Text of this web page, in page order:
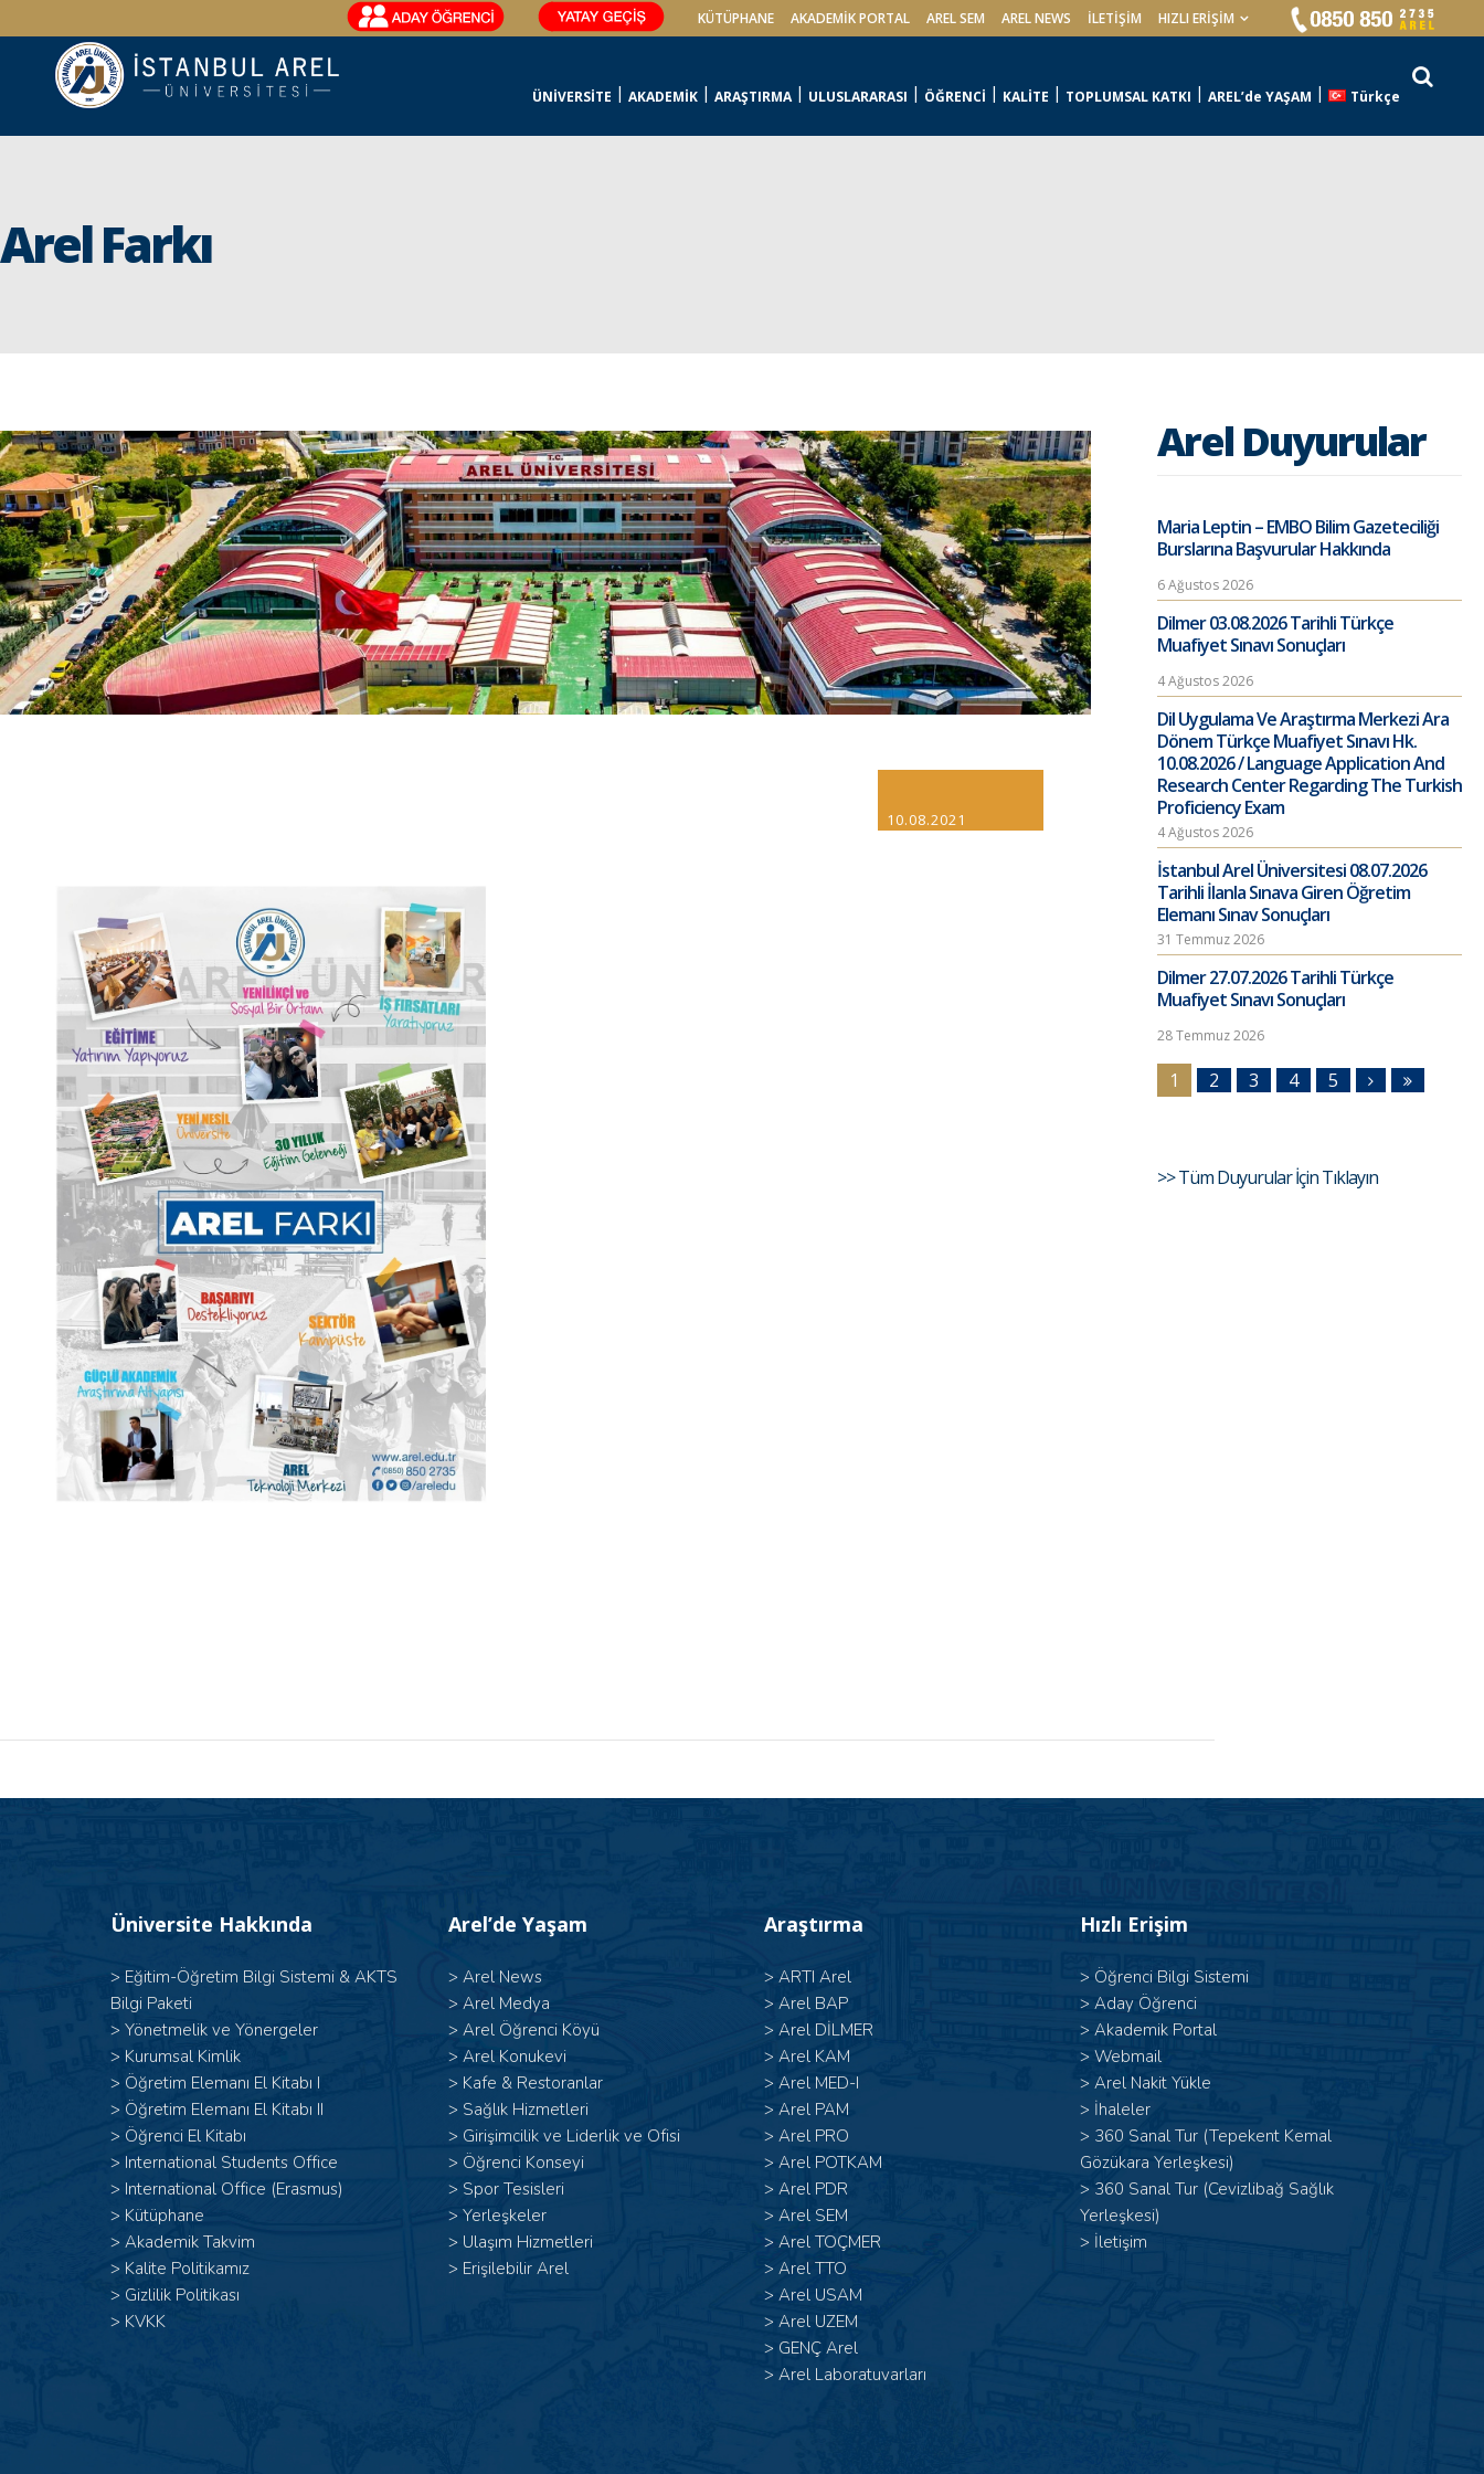
KÜTÜPHANE AKADEMİK PORTAL AREL SEM AREL NEWS İLETIŞIM HIZLI ERİŞİM
ÜNİVERSİTE AKADEMİK ARAŞTIRMA ULUSLARARASI ÖĞRENCİ KALİTE TOPLUMSAL KATKI AREL’de YAŞAM Türkçe
Arel Farkı
10.08.2021
Arel Duyurular
Maria Leptin – EMBO Bilim Gazeteciliği
Burslarına Başvurular Hakkında
6 Ağustos 2026
Dilmer 03.08.2026 Tarihli Türkçe
Muafiyet Sınavı Sonuçları
4 Ağustos 2026
Dil Uygulama Ve Araştırma Merkezi Ara
Dönem Türkçe Muafiyet Sınavı Hk.
10.08.2026 / Language Application And
Research Center Regarding The Turkish
Proficiency Exam
4 Ağustos 2026
İstanbul Arel Üniversitesi 08.07.2026
Tarihli İlanla Sınava Giren Öğretim
Elemanı Sınav Sonuçları
31 Temmuz 2026
Dilmer 27.07.2026 Tarihli Türkçe
Muafiyet Sınavı Sonuçları
28 Temmuz 2026
1 2 3 4 5
>> Tüm Duyurular İçin Tıklayın
Üniversite Hakkında
> Eğitim-Öğretim Bilgi Sistemi & AKTS
Bilgi Paketi
> Yönetmelik ve Yönergeler
> Kurumsal Kimlik
> Öğretim Elemanı El Kitabı I
> Öğretim Elemanı El Kitabı II
> Öğrenci El Kitabı
> International Students Office
> International Office (Erasmus)
> Kütüphane
> Akademik Takvim
> Kalite Politikamız
> Gizlilik Politikası
> KVKK
Arel’de Yaşam
> Arel News
> Arel Medya
> Arel Öğrenci Köyü
> Arel Konukevi
> Kafe & Restoranlar
> Sağlık Hizmetleri
> Girişimcilik ve Liderlik ve Ofisi
> Öğrenci Konseyi
> Spor Tesisleri
> Yerleşkeler
> Ulaşım Hizmetleri
> Erişilebilir Arel
Araştırma
> ARTI Arel
> Arel BAP
> Arel DİLMER
> Arel KAM
> Arel MED-I
> Arel PAM
> Arel PRO
> Arel POTKAM
> Arel PDR
> Arel SEM
> Arel TOÇMER
> Arel TTO
> Arel USAM
> Arel UZEM
> GENÇ Arel
> Arel Laboratuvarları
Hızlı Erişim
> Öğrenci Bilgi Sistemi
> Aday Öğrenci
> Akademik Portal
> Webmail
> Arel Nakit Yükle
> İhaleler
> 360 Sanal Tur (Tepekent Kemal
Gözükara Yerleşkesi)
> 360 Sanal Tur (Cevizlibağ Sağlık
Yerleşkesi)
> İletişim